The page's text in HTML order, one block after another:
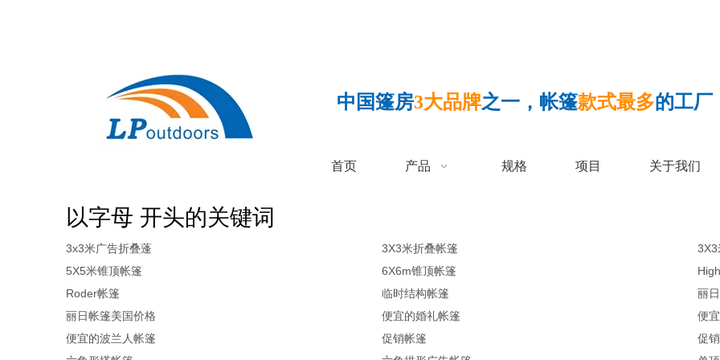
中国篷房3大品牌之一，帐篷款式最多的工厂
首页 产品 规格 项目 关于我们
以字母 开头的关键词
3x3米广告折叠蓬 3X3米折叠帐篷
3X3
5X5米锥顶帐篷
6X6m锥顶帐篷
Roder帐篷
临时结构帐篷
丽
丽日帐篷美国价格
便宜的婚礼帐篷
便
便宜的波兰人帐篷
促销帐篷
促